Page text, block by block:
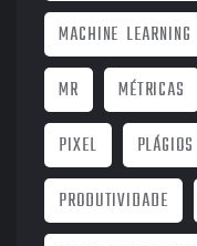
MACHINE LEARNING
MR
MÉTRICAS
PIXEL
PLÁGIOS
PRODUTIVIDADE